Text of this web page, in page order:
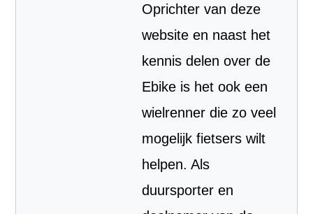
Oprichter van deze
website en naast het
kennis delen over de
Ebike is het ook een
wielrenner die zo veel
mogelijk fietsers wilt
helpen. Als
duursporter en